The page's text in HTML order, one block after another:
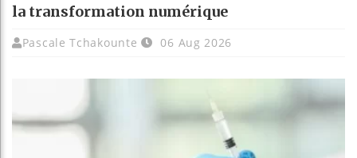
la transformation numérique
Pascale Tchakounte 06 Aug 2026